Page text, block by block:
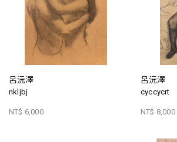
呂沅澤
nkljbj
NT$ 6,000
呂沅澤
cyccycrt
NT$ 8,000